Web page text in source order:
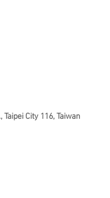
City 116, Taiwan